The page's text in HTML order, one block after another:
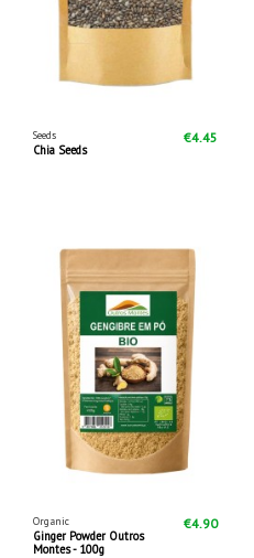
Seeds
Chia Seeds
€4.45
Organic
Ginger Powder Outros
Montes - 100g
€4.90